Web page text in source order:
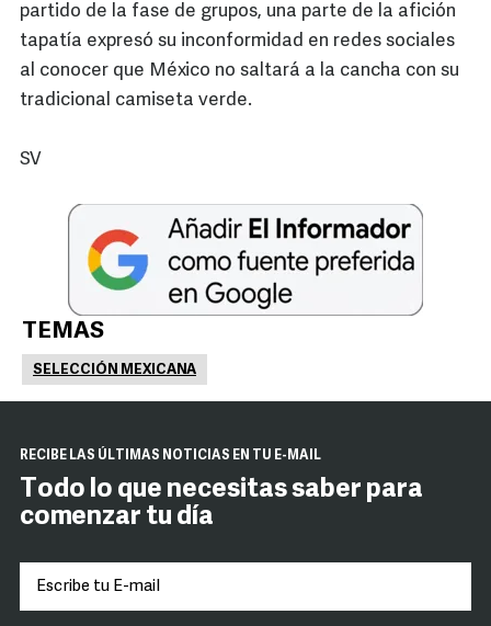
partido de la fase de grupos, una parte de la afición
tapatía expresó su inconformidad en redes sociales
al conocer que México no saltará a la cancha con su
tradicional camiseta verde.
SV
TEMAS
SELECCIÓN MEXICANA
RECIBE LAS ÚLTIMAS NOTICIAS EN TU E-MAIL
Todo lo que necesitas saber para
comenzar tu día